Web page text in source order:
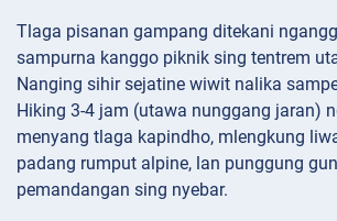
Tlaga pisanan gampang ditekani
sampurna kanggo piknik sing tentrem
Nanging sihir sejatine wiwit nalika
Hiking 3-4 jam (utawa nunggang jaran)
menyang tlaga kapindho, mlengkung
padang rumput alpine, lan punggung
pemandangan sing nyebar.